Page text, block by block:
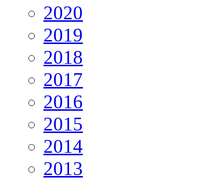
2020
2019
2018
2017
2016
2015
2014
2013